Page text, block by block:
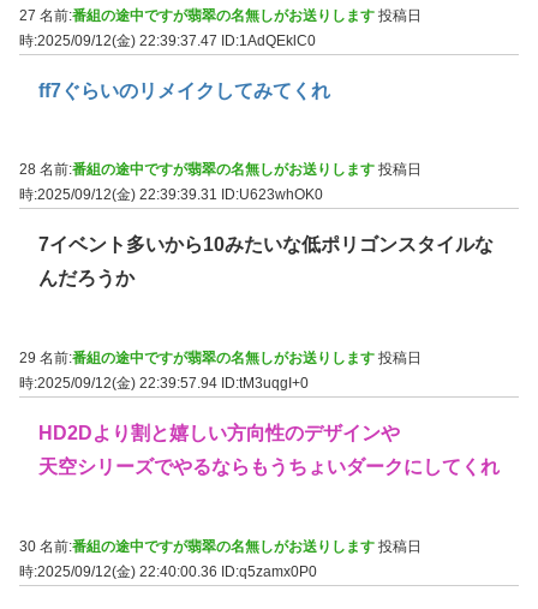
27 名前:番組の途中ですが翡翠の名無しがお送りします 投稿日
時:2025/09/12(金) 22:39:37.47 ID:1AdQEklC0
ff7ぐらいのリメイクしてみてくれ
28 名前:番組の途中ですが翡翠の名無しがお送りします 投稿日
時:2025/09/12(金) 22:39:39.31
ID:U623whOK0
7イベント多いから10みたいな低ポリゴンスタイルな
んだろうか
29 名前:番組の途中ですが翡翠の名無しがお送りします 投稿日
時:2025/09/12(金) 22:39:57.94 ID:tM3uqgI+0
HD2Dより割と嬉しい方向性のデザインや
天空シリーズでやるならもうちょいダークにしてくれ
30 名前:番組の途中ですが翡翠の名無しがお送りします 投稿日
時:2025/09/12(金) 22:40:00.36 ID:q5zamx0P0